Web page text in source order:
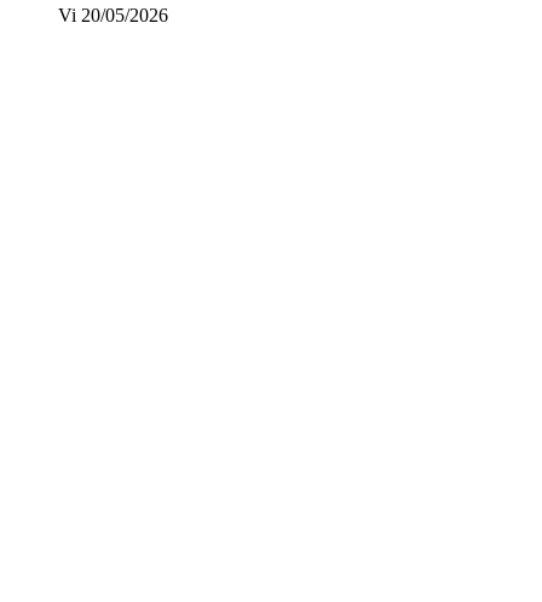
Vi 20/05/2026